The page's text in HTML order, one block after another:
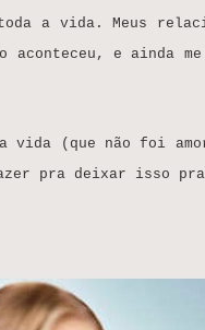
a vida. Meus
e ainda
vida (que não foi
pra deixar isso